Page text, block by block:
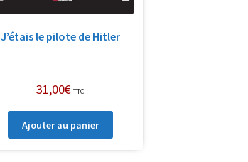
J’étais le pilote de Hitler
31,00€ TTC
Ajouter au panier